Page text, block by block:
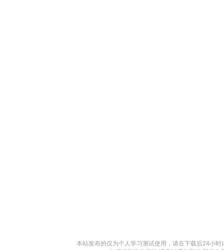
本站发布的仅为个人学习测试使用，请在下载后24小